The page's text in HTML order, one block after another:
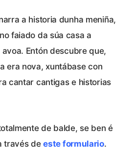
a historia dunha meniña,
faiado da súa casa a
Entón descubre que,
era nova, xuntábase con
cantar cantigas e historias
de balde, se ben é
través deeste formulario.